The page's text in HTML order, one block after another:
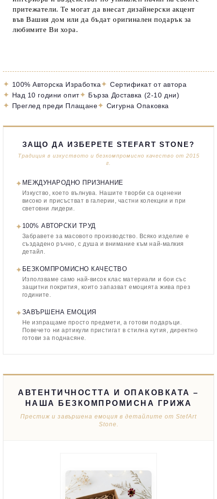
притежатели. Те могат да внесат дизайнерски акцент
във Вашия дом или да бъдат оригинален подарък за
любимите Ви хора.
✦ 100% Авторска Изработка✦ Сертификат от автора
✦ Над 10 години опит✦ Бърза Доставка (2-10 дни)
✦ Преглед преди Плащане✦ Сигурна Опаковка
ЗАЩО ДА ИЗБЕРЕТЕ STEFART STONE?
Традиция в изкуството и безкомпромисно качество от 2015
г.
✦ МЕЖДУНАРОДНО ПРИЗНАНИЕ
Изкуство, което вълнува. Нашите творби са оценени
високо и присъстват в галерии, частни колекции и при
световни лидери.
✦ 100% АВТОРСКИ ТРУД
Забравете за масовото производство. Всяко изделие е
създадено ръчно, с душа и внимание към най-малкия
детайл.
✦ БЕЗКОМПРОМИСНО КАЧЕСТВО
Използваме само най-висок клас материали и бои със
защитни покрития, които запазват емоцията жива през
годините.
✦ЗАВЪРШЕНА ЕМОЦИЯ
Не изпращаме просто предмети, а готови подаръци.
Повечето ни артикули пристигат в стилна кутия, директно
готови за поднасяне.
АВТЕНТИЧНОСТТА И ОПАКОВКАТА –
НАША БЕЗКОМПРОМИСНА ГРИЖА
Престиж и завършена емоция в детайлите от StefArt
Stone.